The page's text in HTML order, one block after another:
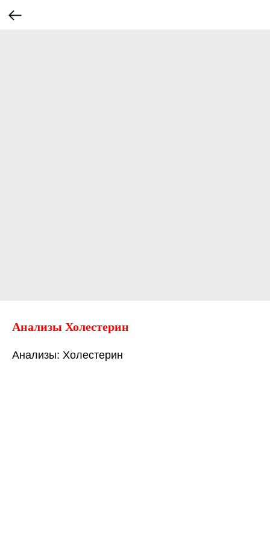
Анализы Холестерин
Анализы: Холестерин